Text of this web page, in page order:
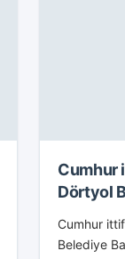
Cumhur
Dörtyol
Projesini
Cumhur
Belediye